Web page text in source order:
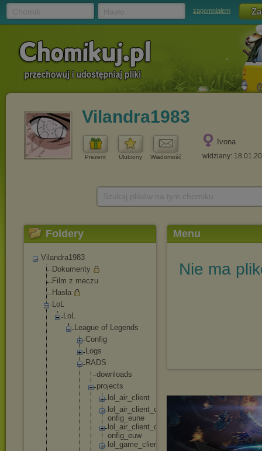
zapomniałem
Vilandra1983
Prezent Ulubiony Wiadomość
Ivona
widziany:
Foldery
Vilandra1983
Dokumenty
Film z meczu
Hasła
LoL
LoL
League of Legends
Config
Logs
RADS
downl oads
projects
lo
air_ cl ient
lo
air_ cl ient _c
onfig_ eune
lo
air_ cl ient _c
onfig_ euw
lo
game _c lien
Menu
Nie ma